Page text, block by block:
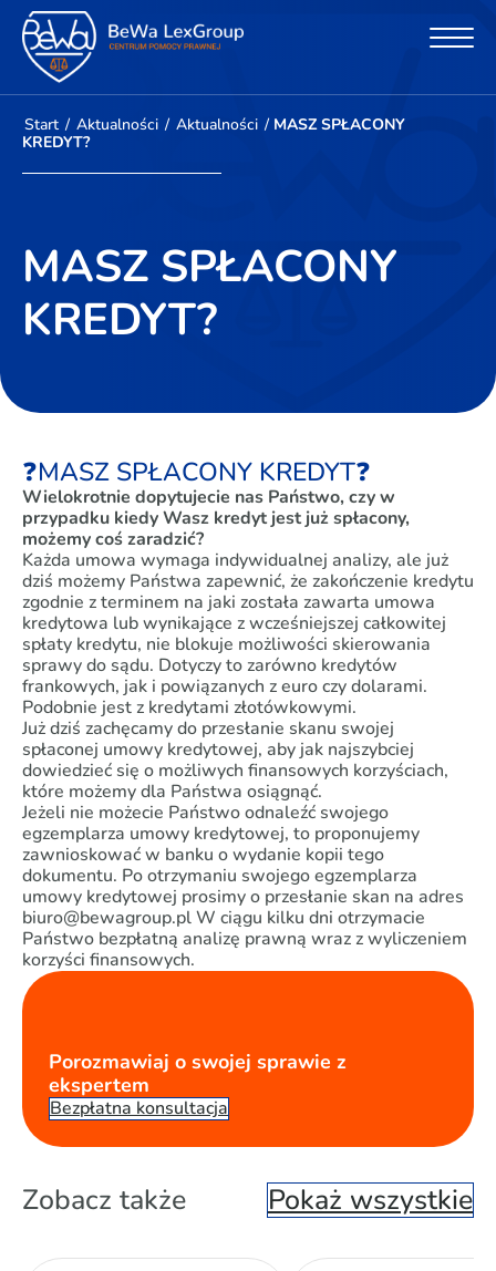
Start / Aktualności / Aktualności / MASZ SPŁACONY
KREDYT?
MASZ SPŁACONY
KREDYT?
❓MASZ SPŁACONY KREDYT❓
Wielokrotnie dopytujecie nas Państwo, czy w
przypadku kiedy Wasz kredyt jest już spłacony,
możemy coś zaradzić?
Każda umowa wymaga indywidualnej analizy, ale już
dziś możemy Państwa zapewnić, że zakończenie kredytu
zgodnie z terminem na jaki została zawarta umowa
kredytowa lub wynikające z wcześniejszej całkowitej
spłaty kredytu, nie blokuje możliwości skierowania
sprawy do sądu. Dotyczy to zarówno kredytów
frankowych, jak i powiązanych z euro czy dolarami.
Podobnie jest z kredytami złotówkowymi.
Już dziś zachęcamy do przesłanie skanu swojej
spłaconej umowy kredytowej, aby jak najszybciej
dowiedzieć się o możliwych finansowych korzyściach,
które możemy dla Państwa osiągnąć.
Jeżeli nie możecie Państwo odnaleźć swojego
egzemplarza umowy kredytowej, to proponujemy
zawnioskować w banku o wydanie kopii tego
dokumentu. Po otrzymaniu swojego egzemplarza
umowy kredytowej prosimy o przesłanie skan na adres
biuro@bewagroup.pl W ciągu kilku dni otrzymacie
Państwo bezpłatną analizę prawną wraz z wyliczeniem
korzyści finansowych.
Porozmawiaj o swojej sprawie z
ekspertem
Bezpłatna konsultacja
Zobacz także Pokaż wszystkie